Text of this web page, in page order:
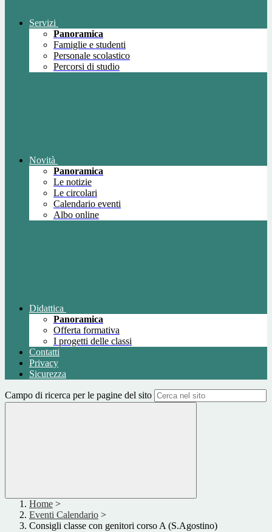
Servizi
Panoramica
Famiglie e studenti
Personale scolastico
Percorsi di studio
Novità
Panoramica
Le notizie
Le circolari
Calendario eventi
Albo online
Didattica
Panoramica
Offerta formativa
I progetti delle classi
Contatti
Privacy
Sicurezza
Campo di ricerca per le pagine del sito
Home >
Eventi Calendario >
Consigli classe con genitori corso A (S.Agostino)